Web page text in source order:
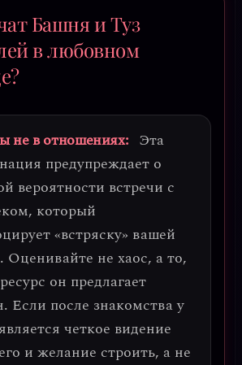
Башня и Туз
в любовном
не в отношениях: Эта
предупреждает о
вероятности встречи с
который
«встряску» вашей
Оценивайте не хаос, а то,
он предлагает
Если после знакомства у
четкое видение
и желание строить, а не